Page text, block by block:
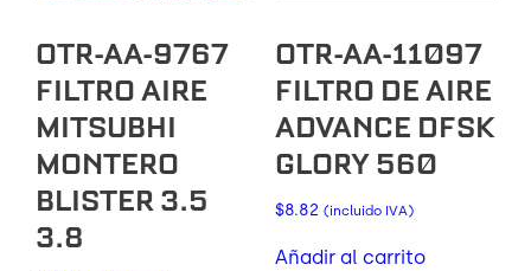
OTR-AA-9767
FILTRO AIRE
MITSUBHI
MONTERO
BLISTER 3.5
3.8
OTR-AA-11097
FILTRO DE AIRE
ADVANCE DFSK
GLORY 560
$8.82 (incluido IVA)
Añadir al carrito